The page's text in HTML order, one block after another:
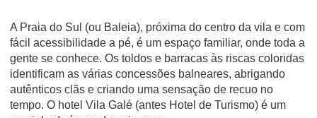
A Praia do Sul (ou Baleia), próxima do centro da vila e com
fácil acessibilidade a pé, é um espaço familiar, onde toda a
gente se conhece. Os toldos e barracas às riscas coloridas
identificam as várias concessões balneares, abrigando
autênticos clãs e criando uma sensação de recuo no
tempo. O hotel Vila Galé (antes Hotel de Turismo) é um